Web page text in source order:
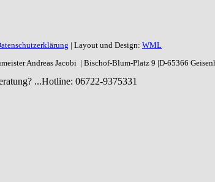
| Layout und Design: WML
Andreas Jacobi | Bischof-Blum-Platz 9 |D-65366
...Hotline: 06722-9375331